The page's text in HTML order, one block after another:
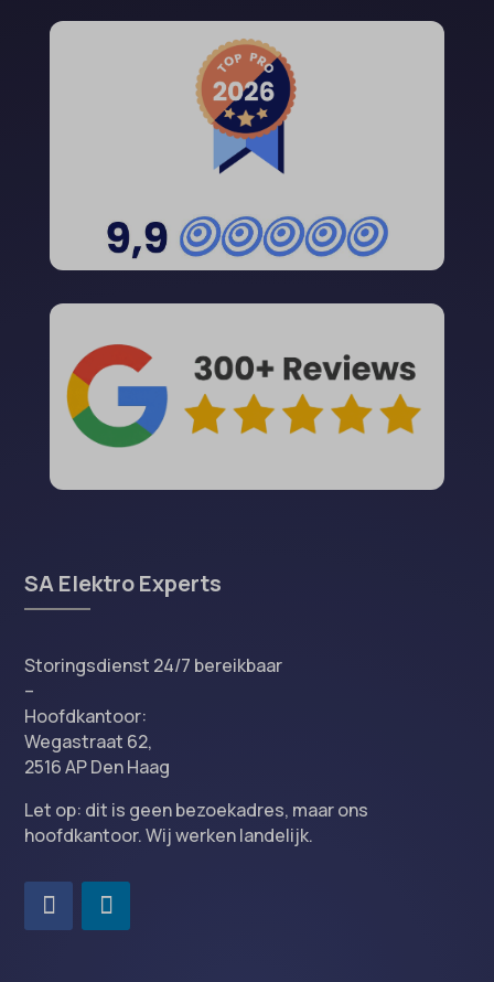
SA Elektro Experts
Storingsdienst 24/7 bereikbaar
–
Hoofdkantoor:
Wegastraat 62,
2516 AP Den Haag
Let op: dit is geen bezoekadres, maar ons
hoofdkantoor. Wij werken landelijk.